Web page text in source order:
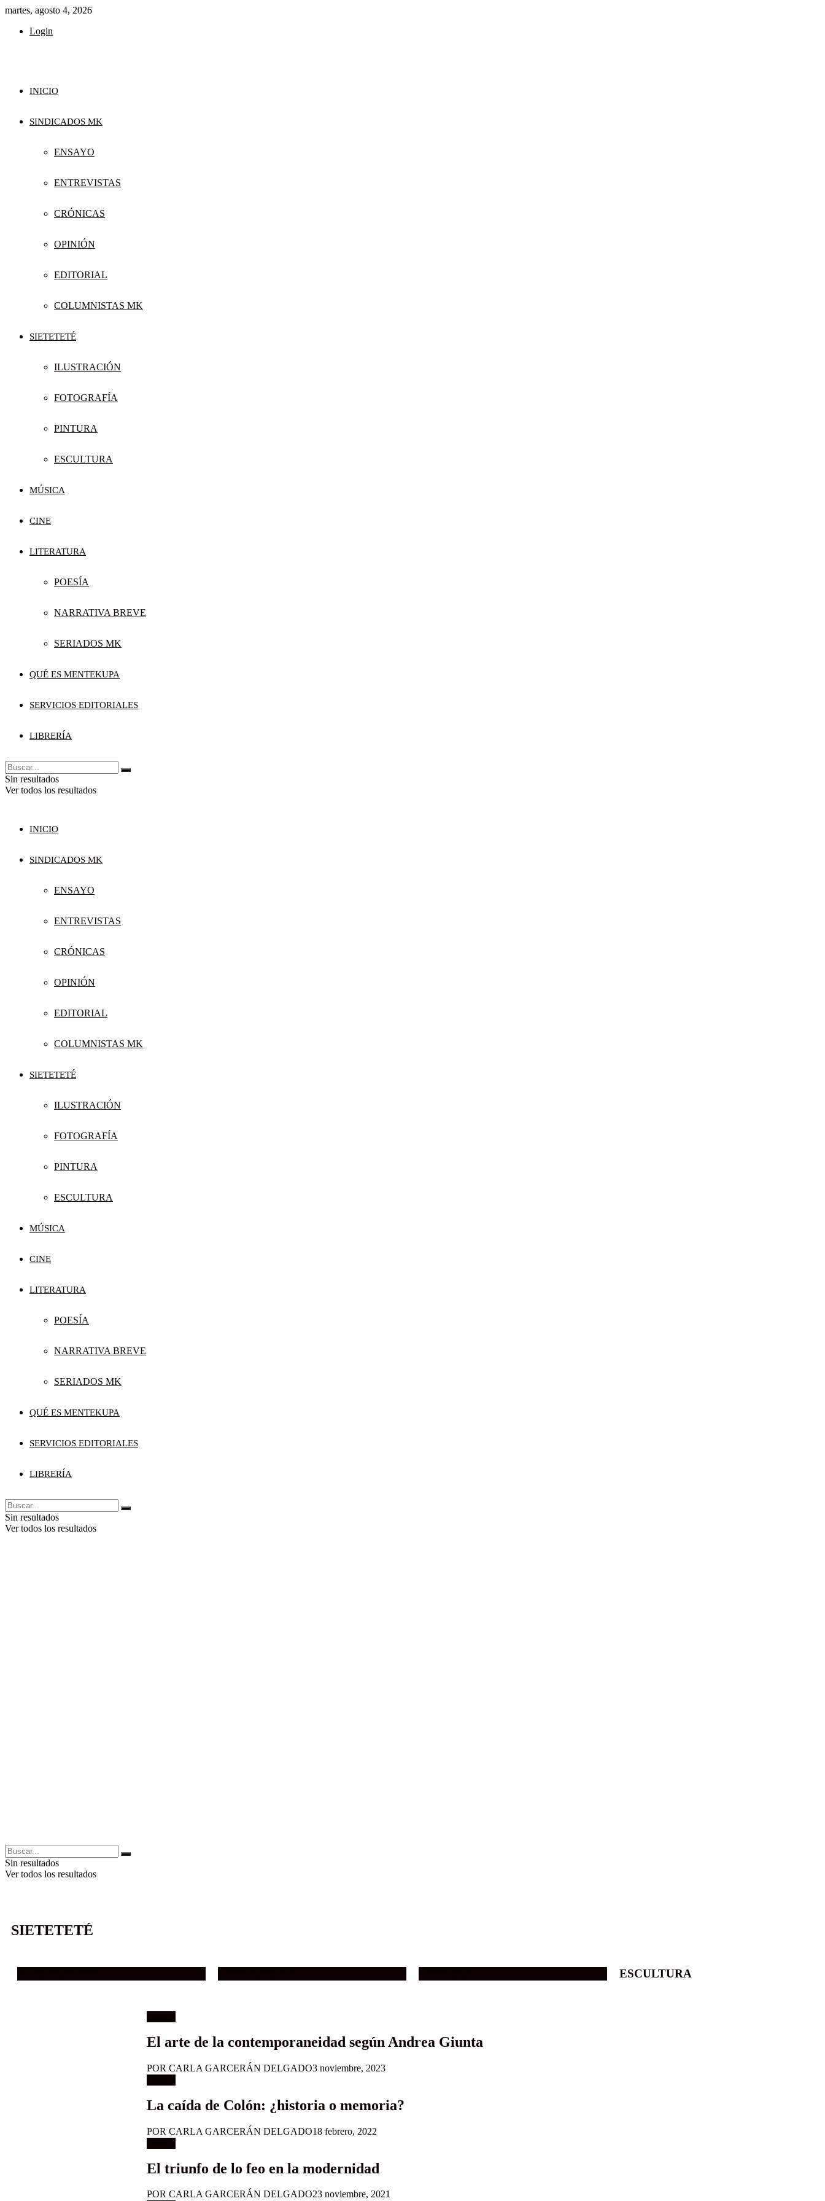
martes, agosto 4, 2026
Login
INICIO
SINDICADOS MK
ENSAYO
ENTREVISTAS
CRÓNICAS
OPINIÓN
EDITORIAL
COLUMNISTAS MK
SIETETETÉ
ILUSTRACIÓN
FOTOGRAFÍA
PINTURA
ESCULTURA
MÚSICA
CINE
LITERATURA
POESÍA
NARRATIVA BREVE
SERIADOS MK
QUÉ ES MENTEKUPA
SERVICIOS EDITORIALES
LIBRERÍA
Sin resultados
Ver todos los resultados
INICIO
SINDICADOS MK
ENSAYO
ENTREVISTAS
CRÓNICAS
OPINIÓN
EDITORIAL
COLUMNISTAS MK
SIETETETÉ
ILUSTRACIÓN
FOTOGRAFÍA
PINTURA
ESCULTURA
MÚSICA
CINE
LITERATURA
POESÍA
NARRATIVA BREVE
SERIADOS MK
QUÉ ES MENTEKUPA
SERVICIOS EDITORIALES
LIBRERÍA
Sin resultados
Ver todos los resultados
Sin resultados
Ver todos los resultados
SIETETETÉ
ESCULTURA
El arte de la contemporaneidad según Andrea Giunta
PORCARLA GARCERÁN DELGADO3 noviembre, 2023
La caída de Colón: ¿historia o memoria?
PORCARLA GARCERÁN DELGADO18 febrero, 2022
El triunfo de lo feo en la modernidad
PORCARLA GARCERÁN DELGADO23 noviembre, 2021